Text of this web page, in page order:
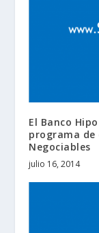
El Banco
programa de
Negociables
julio 16, 2014